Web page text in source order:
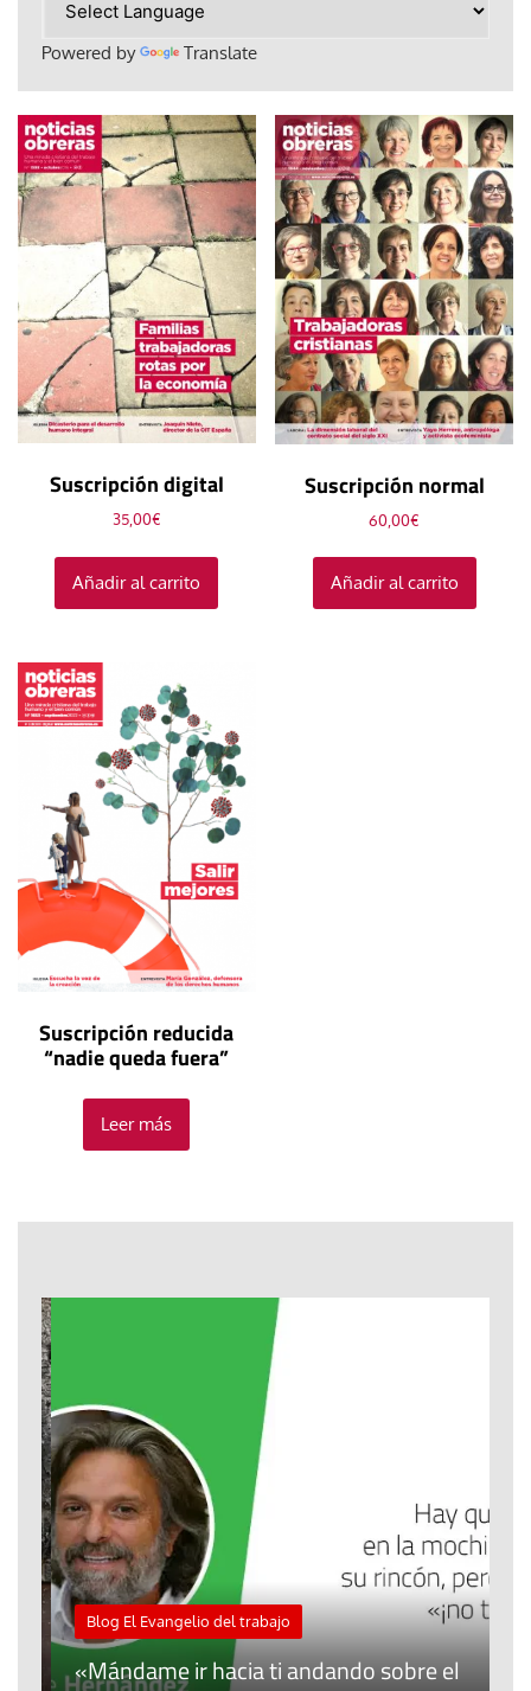
Powered by Translate
Suscripción digital
35,00€
Añadir al carrito
Suscripción normal
60,00€
Añadir al carrito
Suscripción reducida
“nadie queda fuera”
Leer más
Blog El Evangelio del trabajo
«Mándame ir hacia ti andando sobre el